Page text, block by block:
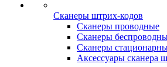
Сканеры штрих-кодов
Сканеры проводные
Сканеры
Сканеры
Аксессуары сканера